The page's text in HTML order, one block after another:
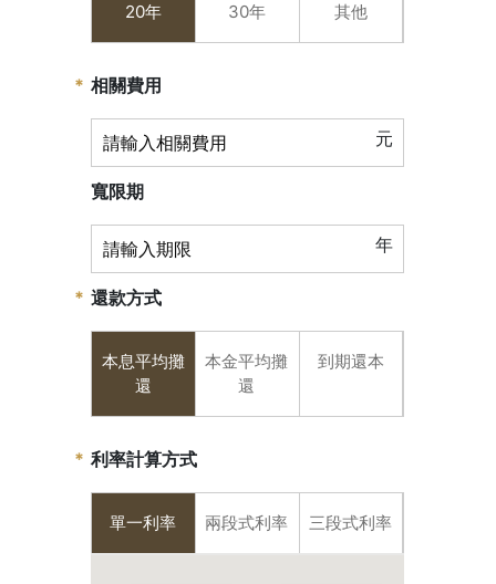
20年 30年 其他
相關費用
元
寬限期
年
還款方式
本息平均攤
還
本金平均攤
還
到期還本
利率計算方式
單一利率 兩段式利率 三段式利率